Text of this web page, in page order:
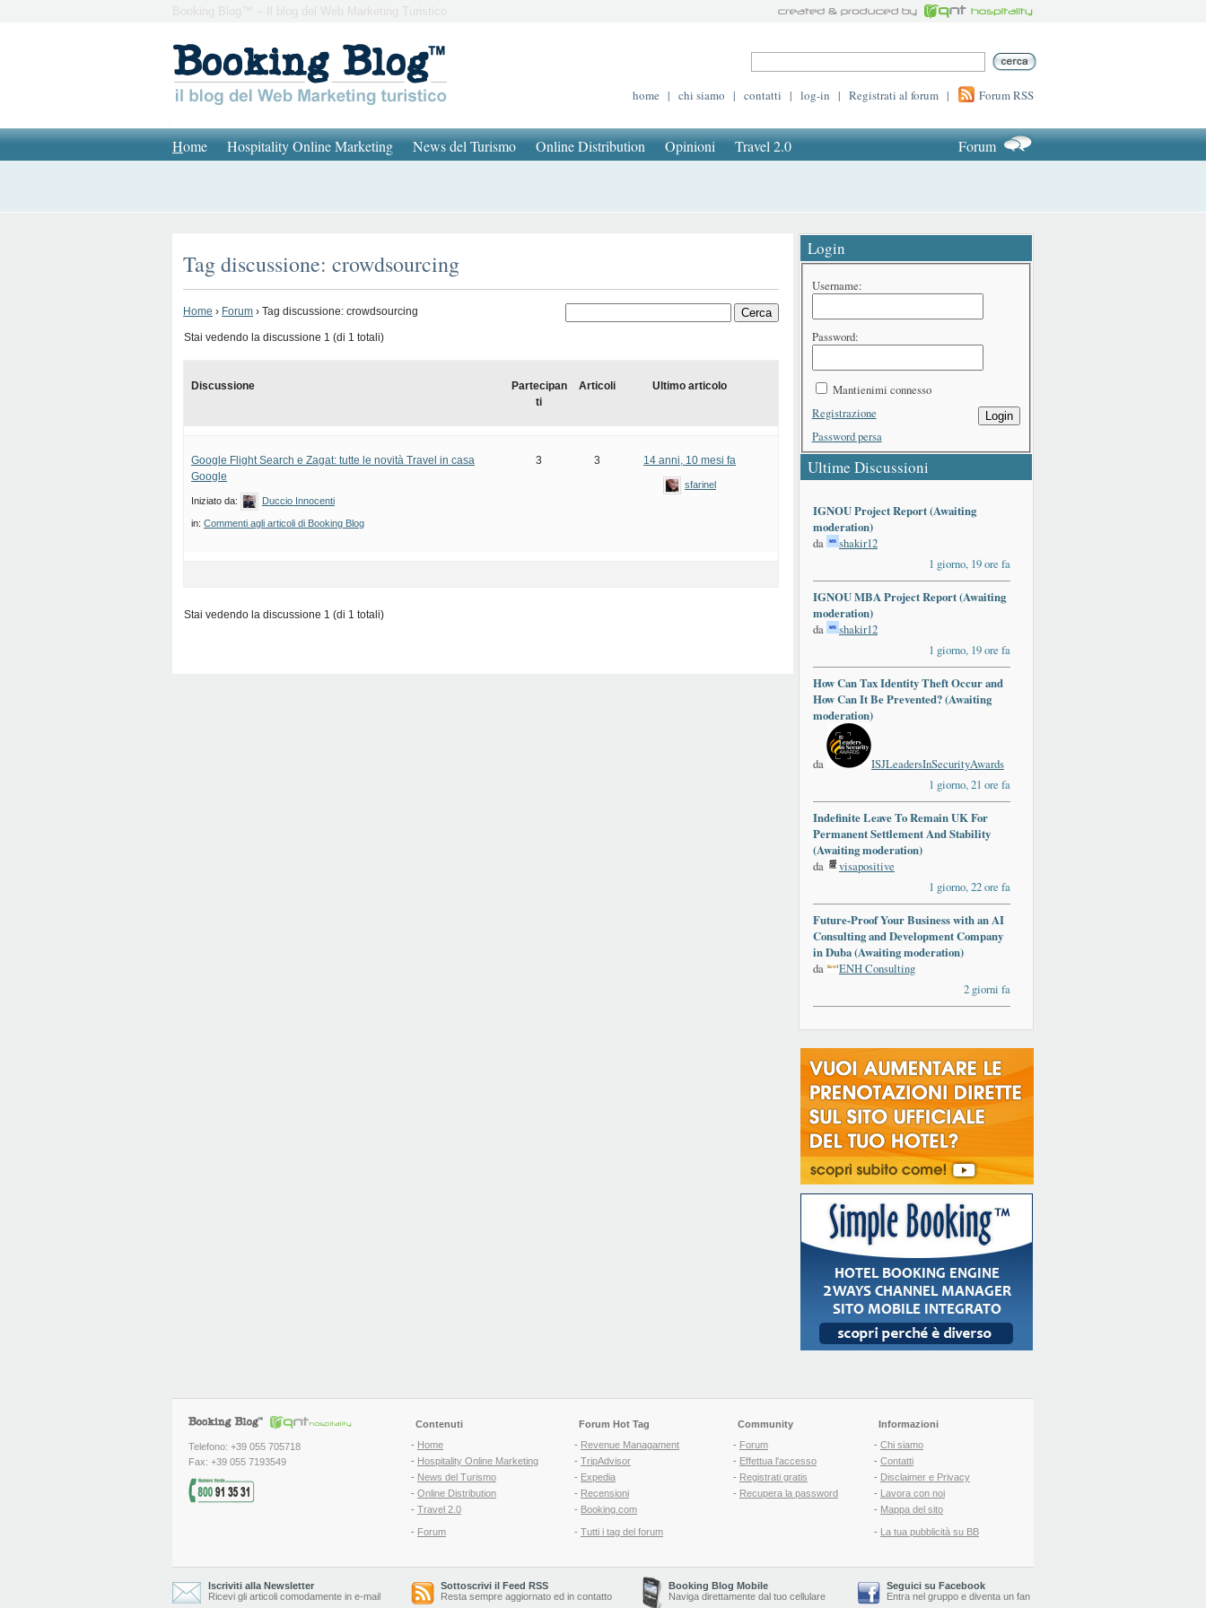
Booking Blog™ – Il blog del Web Marketing Turistico
home | chi siamo | contatti | log-in | Registrati al forum | Forum RSS
Home Hospitality Online Marketing News del Turismo Online Distribution Opinioni Travel 2.0 Forum
Tag discussione: crowdsourcing
Home › Forum › Tag discussione: crowdsourcing
Stai vedendo la discussione 1 (di 1 totali)
Discussione
Partecipan
ti
Articoli Ultimo articolo
Google Flight Search e Zagat: tutte le novità Travel in casa
Google
Iniziato da: Duccio Innocenti
in: Commenti agli articoli di Booking Blog
3 3 14 anni, 10 mesi fa
sfarinel
Stai vedendo la discussione 1 (di 1 totali)
Login
Username:
Password:
Mantienimi connesso
Login
Registrazione
Password persa
Ultime Discussioni
IGNOU Project Report (Awaiting
moderation)
da
shakir12
1 giorno, 19 ore fa
IGNOU MBA Project Report (Awaiting
moderation)
da
shakir12
1 giorno, 19 ore fa
How Can Tax Identity Theft Occur and
How Can It Be Prevented? (Awaiting
moderation)
da
ISJLeadersInSecurityAwards
1 giorno, 21 ore fa
Indefinite Leave To Remain UK For
Permanent Settlement And Stability
(Awaiting moderation)
da
visapositive
1 giorno, 22 ore fa
Future-Proof Your Business with an AI
Consulting and Development Company
in Duba (Awaiting moderation)
da
ENH Consulting
2 giorni fa
Telefono: +39 055 705718
Fax: +39 055 7193549
Contenuti
- Home
- Hospitality Online Marketing
- News del Turismo
- Online Distribution
- Travel 2.0
- Forum
Forum Hot Tag
- Revenue Managament
- TripAdvisor
- Expedia
- Recensioni
- Booking.com
- Tutti i tag del forum
Community
- Forum
- Effettua l'accesso
- Registrati gratis
- Recupera la password
Informazioni
- Chi siamo
- Contatti
- Disclaimer e Privacy
- Lavora con noi
- Mappa del sito
- La tua pubblicità su BB
Iscriviti alla Newsletter
Ricevi gli articoli comodamente in e-mail
Sottoscrivi il Feed RSS
Resta sempre aggiornato ed in contatto
Booking Blog Mobile
Naviga direttamente dal tuo cellulare
Seguici su Facebook
Entra nel gruppo e diventa un fan